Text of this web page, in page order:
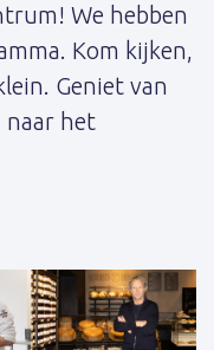
We hebben
Kom kijken,
Geniet van
naar het